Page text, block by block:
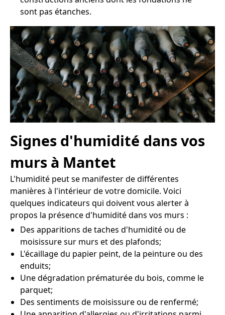
sont pas étanches.
Signes d'humidité dans vos
murs à Mantet
L'humidité peut se manifester de différentes
manières à l'intérieur de votre domicile. Voici
quelques indicateurs qui doivent vous alerter à
propos la présence d'humidité dans vos murs :
Des apparitions de taches d'humidité ou de
moisissure sur murs et des plafonds;
L'écaillage du papier peint, de la peinture ou des
enduits;
Une dégradation prématurée du bois, comme le
parquet;
Des sentiments de moisissure ou de renfermé;